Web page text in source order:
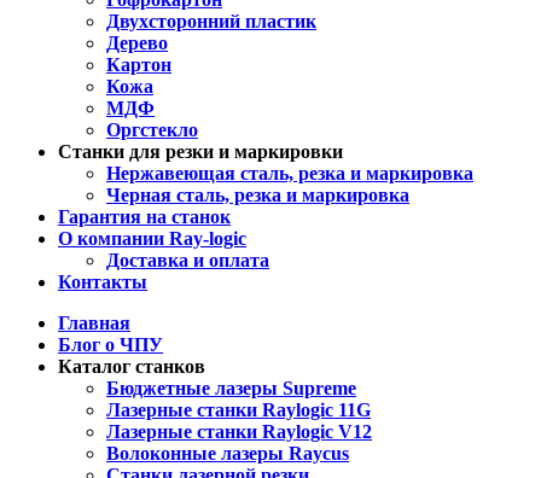
Двухсторонний пластик
Дерево
Картон
Кожа
МДФ
Оргстекло
Станки для резки и маркировки
Нержавеющая сталь, резка и маркировка
Черная сталь, резка и маркировка
Гарантия на станок
О компании Ray-logic
Доставка и оплата
Контакты
Главная
Блог о ЧПУ
Каталог станков
Бюджетные лазеры Supreme
Лазерные станки Raylogic 11G
Лазерные станки Raylogic V12
Волоконные лазеры Raycus